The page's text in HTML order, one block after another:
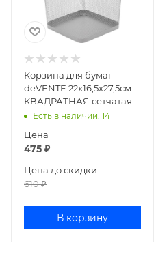
Корзина для бумаг
deVENTE 22x16,5x27,5см
КВАДРАТНАЯ сетчатая
металлическая СЕРАЯ
Есть в наличии: 14
Цена
475 ₽
Цена до скидки
610₽
В корзину